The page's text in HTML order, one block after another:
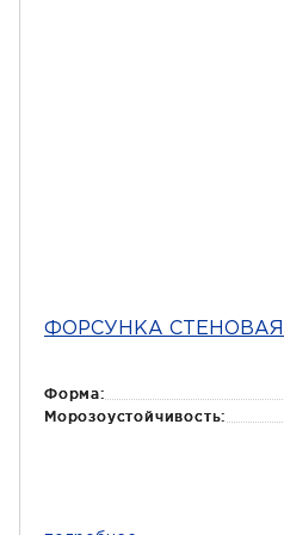
ФОРСУНКА
Форма:
Морозоустойчивость: